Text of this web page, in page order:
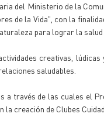
del Ministerio de la
de la Vida", con la
para lograr la salud
creativas,
saludables.
a través de las cuales el
creación de Clubes